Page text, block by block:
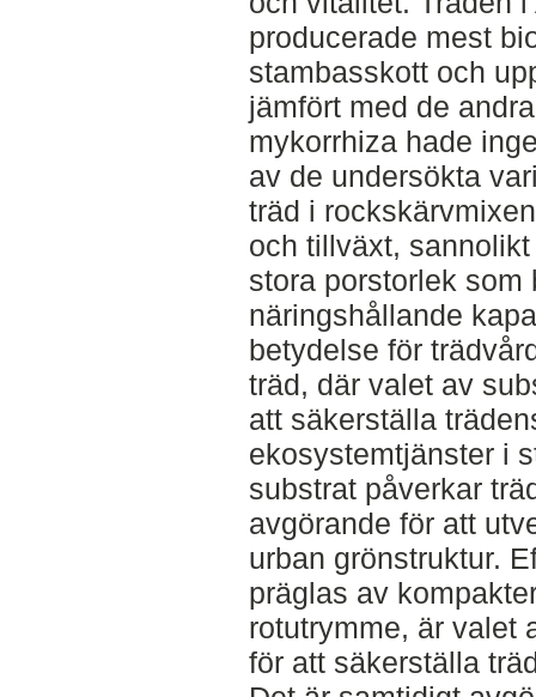
producerade mest
stambasskott och
jämfört med de
mykorrhiza hade
av de undersökta
träd i
och tillväxt,
stora porstorlek som
näringshållande
betydelse för
träd, där valet av
att säkerställa
ekosystemtjänster i
substrat påverkar
avgörande för att
urban grönstruktur.
präglas av
rotutrymme, är valet
för att säkerställa